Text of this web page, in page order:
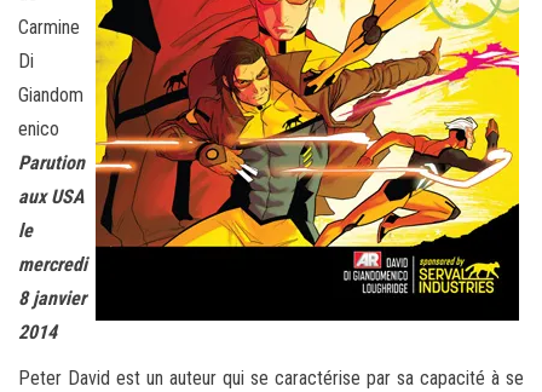
Carmine
Di
Giandom
enico
Parution
aux USA
le
mercredi
8 janvier
2014
Peter David est un auteur qui se caractérise par sa capacité à se